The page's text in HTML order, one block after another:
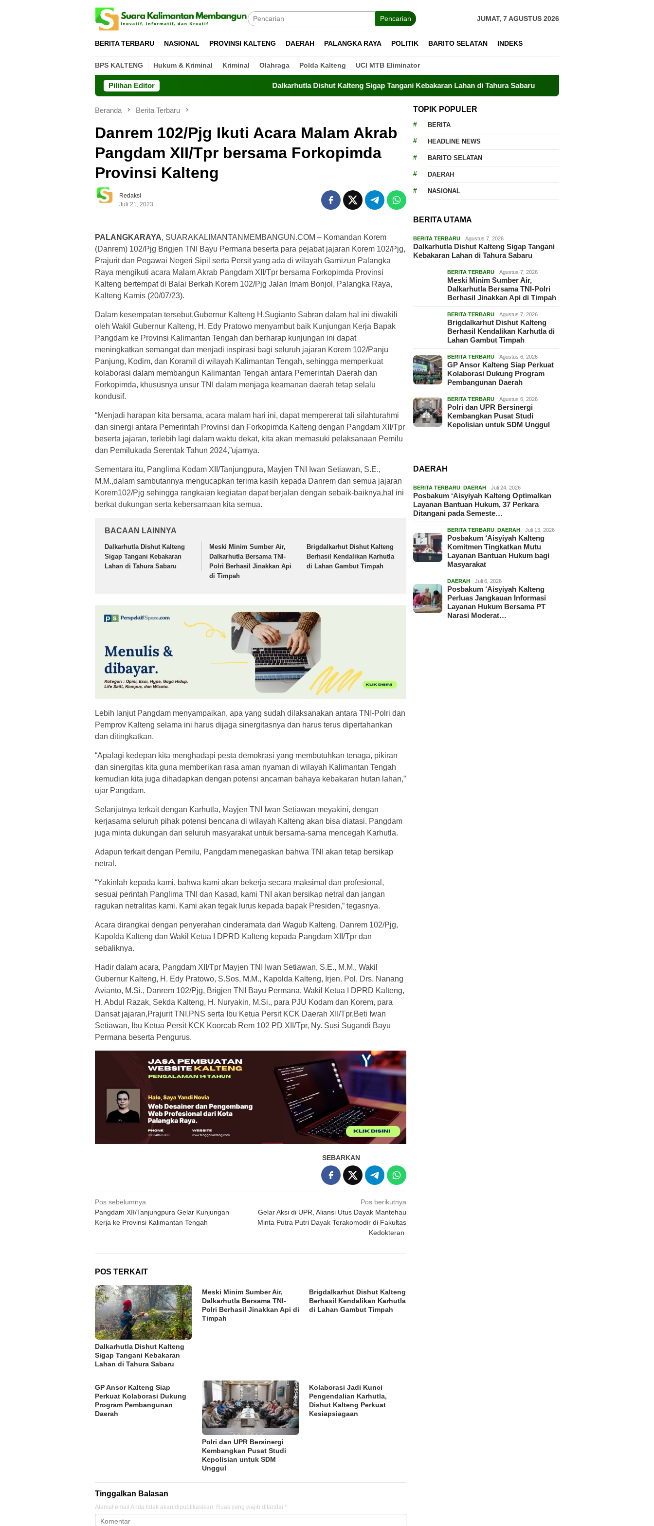
Pencarian JUMAT, 7 AGUSTUS 2026
BERITA TERBARU NASIONAL PROVINSI KALTENG DAERAH PALANGKA RAYA POLITIK BARITO SELATAN INDEKS
BPS KALTENG Hukum & Kriminal Kriminal Olahraga Polda Kalteng UCI MTB Eliminator
Pilihan Editor Dalkarhutla Dishut Kalteng Sigap Tangani Kebakaran Lahan di Tahura Sabaru Meski Minim Sumber Air, Dalkarhutla
Beranda Berita Terbaru
Danrem 102/Pjg Ikuti Acara Malam Akrab
Pangdam XII/Tpr bersama Forkopimda
Provinsi Kalteng
Redaksi
Juli 21, 2023
PALANGKARAYA, SUARAKALIMANTANMEMBANGUN.COM – Komandan Korem
(Danrem) 102/Pjg Brigjen TNI Bayu Permana beserta para pejabat jajaran Korem 102/Pjg,
Prajurit dan Pegawai Negeri Sipil serta Persit yang ada di wilayah Garnizun Palangka
Raya mengikuti acara Malam Akrab Pangdam XII/Tpr bersama Forkopimda Provinsi
Kalteng bertempat di Balai Berkah Korem 102/Pjg Jalan Imam Bonjol, Palangka Raya,
Kalteng Kamis (20/07/23).
Dalam kesempatan tersebut,Gubernur Kalteng H.Sugianto Sabran dalam hal ini diwakili
oleh Wakil Gubernur Kalteng, H. Edy Pratowo menyambut baik Kunjungan Kerja Bapak
Pangdam ke Provinsi Kalimantan Tengah dan berharap kunjungan ini dapat
meningkatkan semangat dan menjadi inspirasi bagi seluruh jajaran Korem 102/Panju
Panjung, Kodim, dan Koramil di wilayah Kalimantan Tengah, sehingga memperkuat
kolaborasi dalam membangun Kalimantan Tengah antara Pemerintah Daerah dan
Forkopimda, khususnya unsur TNI dalam menjaga keamanan daerah tetap selalu
kondusif.
“Menjadi harapan kita bersama, acara malam hari ini, dapat mempererat tali silahturahmi
dan sinergi antara Pemerintah Provinsi dan Forkopimda Kalteng dengan Pangdam XII/Tpr
beserta jajaran, terlebih lagi dalam waktu dekat, kita akan memasuki pelaksanaan Pemilu
dan Pemilukada Serentak Tahun 2024,”ujarnya.
Sementara itu, Panglima Kodam XII/Tanjungpura, Mayjen TNI Iwan Setiawan, S.E.,
M.M.,dalam sambutannya mengucapkan terima kasih kepada Danrem dan semua jajaran
Korem102/Pjg sehingga rangkaian kegiatan dapat berjalan dengan sebaik-baiknya,hal ini
berkat dukungan serta kebersamaan kita semua.
BACAAN LAINNYA
Dalkarhutla Dishut Kalteng
Sigap Tangani Kebakaran
Lahan di Tahura Sabaru
Meski Minim Sumber Air,
Dalkarhutla Bersama TNI-
Polri Berhasil Jinakkan Api
di Timpah
Brigdalkarhut Dishut Kalteng
Berhasil Kendalikan Karhutla
di Lahan Gambut Timpah
Lebih lanjut Pangdam menyampaikan, apa yang sudah dilaksanakan antara TNI-Polri dan
Pemprov Kalteng selama ini harus dijaga sinergitasnya dan harus terus dipertahankan
dan ditingkatkan.
“Apalagi kedepan kita menghadapi pesta demokrasi yang membutuhkan tenaga, pikiran
dan sinergitas kita guna memberikan rasa aman nyaman di wilayah Kalimantan Tengah
kemudian kita juga dihadapkan dengan potensi ancaman bahaya kebakaran hutan lahan,”
ujar Pangdam.
Selanjutnya terkait dengan Karhutla, Mayjen TNI Iwan Setiawan meyakini, dengan
kerjasama seluruh pihak potensi bencana di wilayah Kalteng akan bisa diatasi. Pangdam
juga minta dukungan dari seluruh masyarakat untuk bersama-sama mencegah Karhutla.
Adapun terkait dengan Pemilu, Pangdam menegaskan bahwa TNI akan tetap bersikap
netral.
“Yakinlah kepada kami, bahwa kami akan bekerja secara maksimal dan profesional,
sesuai perintah Panglima TNI dan Kasad, kami TNI akan bersikap netral dan jangan
ragukan netralitas kami. Kami akan tegak lurus kepada bapak Presiden,” tegasnya.
Acara dirangkai dengan penyerahan cinderamata dari Wagub Kalteng, Danrem 102/Pjg,
Kapolda Kalteng dan Wakil Ketua I DPRD Kalteng kepada Pangdam XII/Tpr dan
sebaliknya.
Hadir dalam acara, Pangdam XII/Tpr Mayjen TNI Iwan Setiawan, S.E., M.M., Wakil
Gubernur Kalteng, H. Edy Pratowo, S.Sos, M.M., Kapolda Kalteng, Irjen. Pol. Drs. Nanang
Avianto, M.Si., Danrem 102/Pjg, Brigjen TNI Bayu Permana, Wakil Ketua I DPRD Kalteng,
H. Abdul Razak, Sekda Kalteng, H. Nuryakin, M.Si., para PJU Kodam dan Korem, para
Dansat jajaran,Prajurit TNI,PNS serta Ibu Ketua Persit KCK Daerah XII/Tpr,Beti Iwan
Setiawan, Ibu Ketua Persit KCK Koorcab Rem 102 PD XII/Tpr, Ny. Susi Sugandi Bayu
Permana beserta Pengurus.
SEBARKAN
Navigasi
pos
Pos sebelumnya
Pangdam XII/Tanjungpura Gelar Kunjungan
Kerja ke Provinsi Kalimantan Tengah
Pos berikutnya
Gelar Aksi di UPR, Aliansi Utus Dayak Mantehau
Minta Putra Putri Dayak Terakomodir di Fakultas
Kedokteran
POS TERKAIT
Dalkarhutla Dishut Kalteng
Sigap Tangani Kebakaran
Lahan di Tahura Sabaru
Meski Minim Sumber Air,
Dalkarhutla Bersama TNI-
Polri Berhasil Jinakkan Api di
Timpah
Brigdalkarhut Dishut Kalteng
Berhasil Kendalikan Karhutla
di Lahan Gambut Timpah
GP Ansor Kalteng Siap
Perkuat Kolaborasi Dukung
Program Pembangunan
Daerah
Polri dan UPR Bersinergi
Kembangkan Pusat Studi
Kepolisian untuk SDM
Unggul
Kolaborasi Jadi Kunci
Pengendalian Karhutla,
Dishut Kalteng Perkuat
Kesiapsiagaan
Tinggalkan Balasan
Alamat email Anda tidak akan dipublikasikan. Ruas yang wajib ditandai *
TOPIK POPULER
BERITA
HEADLINE NEWS
BARITO SELATAN
DAERAH
NASIONAL
BERITA UTAMA
BERITA TERBARU Agustus 7, 2026
Dalkarhutla Dishut Kalteng Sigap Tangani
Kebakaran Lahan di Tahura Sabaru
BERITA TERBARU Agustus 7, 2026
Meski Minim Sumber Air,
Dalkarhutla Bersama TNI-Polri
Berhasil Jinakkan Api di Timpah
BERITA TERBARU Agustus 7, 2026
Brigdalkarhut Dishut Kalteng
Berhasil Kendalikan Karhutla di
Lahan Gambut Timpah
BERITA TERBARU Agustus 6, 2026
GP Ansor Kalteng Siap Perkuat
Kolaborasi Dukung Program
Pembangunan Daerah
BERITA TERBARU Agustus 6, 2026
Polri dan UPR Bersinergi
Kembangkan Pusat Studi
Kepolisian untuk SDM Unggul
DAERAH
BERITA TERBARU ,DAERAH Juli 24, 2026
Posbakum ‘Aisyiyah Kalteng Optimalkan
Layanan Bantuan Hukum, 37 Perkara
Ditangani pada Semeste…
BERITA TERBARU ,DAERAH Juli 13, 2026
Posbakum ‘Aisyiyah Kalteng
Komitmen Tingkatkan Mutu
Layanan Bantuan Hukum bagi
Masyarakat
DAERAH Juli 6, 2026
Posbakum ‘Aisyiyah Kalteng
Perluas Jangkauan Informasi
Layanan Hukum Bersama PT
Narasi Moderat…